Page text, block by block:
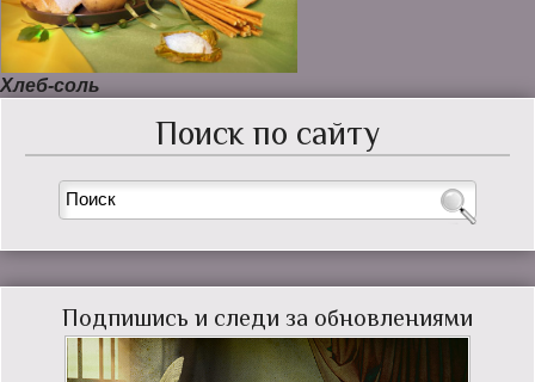
Хлеб-соль
Поиск по сайту
Подпишись и следи за обновлениями